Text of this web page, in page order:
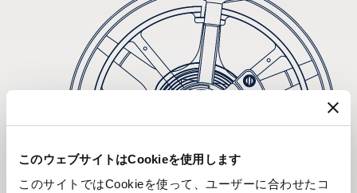
このウェブサイトはCookieを使用します
このサイトではCookieを使って、ユーザーに合わせたコ